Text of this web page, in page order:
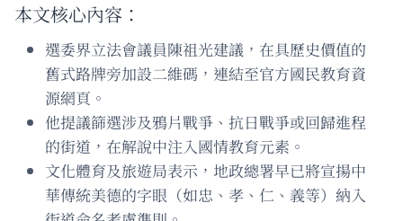
本文核心內容：
選委界立法會議員陳祖光建議，在具歷史價值的
舊式路牌旁加設二維碼，連結至官方國民教育資
源網頁。
他提議篩選涉及鴉片戰爭、抗日戰爭或回歸進程
的街道，在解說中注入國情教育元素。
文化體育及旅遊局表示，地政總署早已將宣揚中
華傳統美德的字眼（如忠、孝、仁、義等）納入